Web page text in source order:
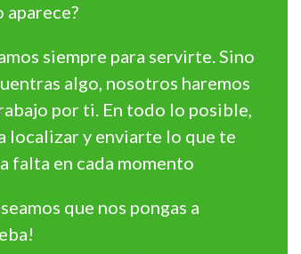
aparece?
siempre para servirte. Sino
algo, nosotros haremos
por ti. En todo lo posible,
localizar y enviarte lo que te
falta en cada momento
que nos pongas a